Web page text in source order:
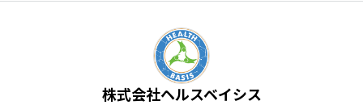
株式会社ヘルスベイシス